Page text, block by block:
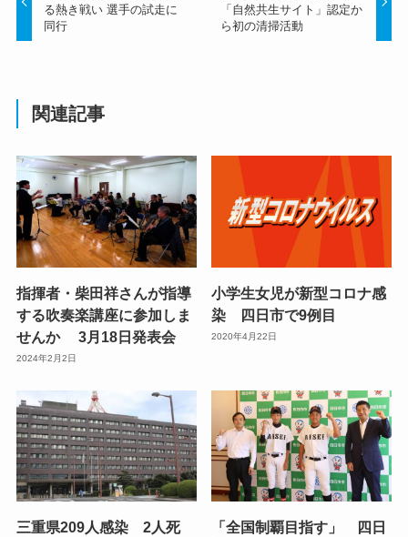
る熱き戦い 選手の試走に
同行
「自然共生サイト」認定か
ら初の清掃活動
関連記事
指揮者・柴田祥さんが指導
する吹奏楽講座に参加しま
せんか 3月18日発表会
2024年2月2日
小学生女児が新型コロナ感
染 四日市で9例目
2020年4月22日
三重県209人感染 2人死
「全国制覇目指す」 四日